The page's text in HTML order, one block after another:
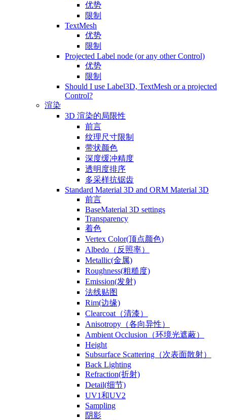
优势
限制
TextMesh
优势
限制
Projected Label node (or any other Control)
优势
限制
Should I use Label3D, TextMesh or a projected
Control?
渲染
3D 渲染的局限性
前言
纹理尺寸限制
带状颜色
深度缓冲精度
透明度排序
多采样抗锯齿
Standard Material 3D and ORM Material 3D
前言
BaseMaterial 3D settings
Transparency
着色
Vertex Color(顶点颜色)
Albedo（反照率）
Metallic(金属)
Roughness(粗糙度)
Emission(发射)
法线贴图
Rim(边缘)
Clearcoat（清漆）
Anisotropy（各向异性）
Ambient Occlusion（环境光遮蔽）
Height
Subsurface Scattering（次表面散射）
Back Lighting
Refraction(折射)
Detail(细节)
UV1和UV2
Sampling
阴影